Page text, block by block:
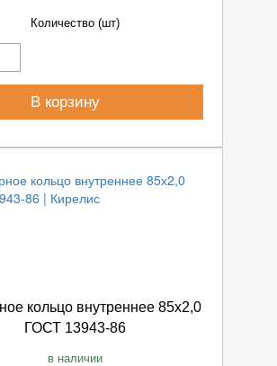
Количество (шт)
В корзину
кольцо внутреннее 85х2,0
ГОСТ 13943-86
в наличии